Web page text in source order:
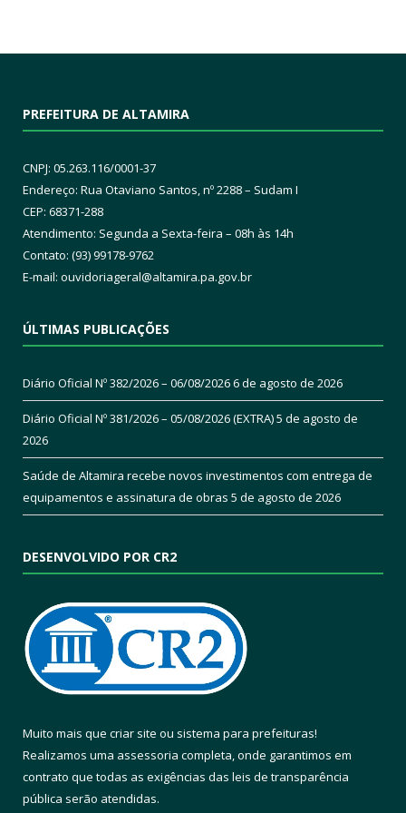
PREFEITURA DE ALTAMIRA
CNPJ: 05.263.116/0001-37
Endereço: Rua Otaviano Santos, nº 2288 – Sudam I
CEP: 68371-288
Atendimento: Segunda a Sexta-feira – 08h às 14h
Contato: (93) 99178-9762
E-mail: ouvidoriageral@altamira.pa.gov.br
ÚLTIMAS PUBLICAÇÕES
Diário Oficial Nº 382/2026 – 06/08/20266 de agosto de 2026
Diário Oficial Nº 381/2026 – 05/08/2026 (EXTRA)5 de agosto de
2026
Saúde de Altamira recebe novos investimentos com entrega de
equipamentos e assinatura de obras 5 de agosto de 2026
DESENVOLVIDO POR CR2
Muito mais que criar site ou sistema para prefeituras!
Realizamos uma assessoria completa, onde garantimos em
contrato que todas as exigências das leis de transparência
pública serão atendidas.